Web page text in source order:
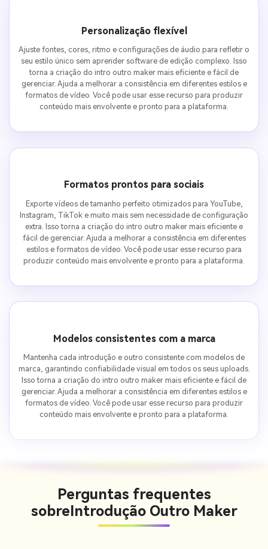
Personalização flexível
Ajuste fontes, cores, ritmo e configurações de áudio para refletir o
seu estilo único sem aprender software de edição complexo. Isso
torna a criação do intro outro maker mais eficiente e fácil de
gerenciar. Ajuda a melhorar a consistência em diferentes estilos e
formatos de vídeo. Você pode usar esse recurso para produzir
conteúdo mais envolvente e pronto para a plataforma.
Formatos prontos para sociais
Exporte vídeos de tamanho perfeito otimizados para YouTube,
Instagram, TikTok e muito mais sem necessidade de configuração
extra. Isso torna a criação do intro outro maker mais eficiente e
fácil de gerenciar. Ajuda a melhorar a consistência em diferentes
estilos e formatos de vídeo. Você pode usar esse recurso para
produzir conteúdo mais envolvente e pronto para a plataforma.
Modelos consistentes com a marca
Mantenha cada introdução e outro consistente com modelos de
marca, garantindo confiabilidade visual em todos os seus uploads.
Isso torna a criação do intro outro maker mais eficiente e fácil de
gerenciar. Ajuda a melhorar a consistência em diferentes estilos e
formatos de vídeo. Você pode usar esse recurso para produzir
conteúdo mais envolvente e pronto para a plataforma.
Perguntas frequentes
sobre Introdução Outro Maker